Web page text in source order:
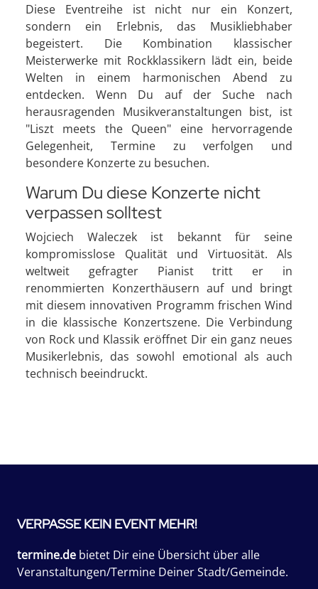
Diese Eventreihe ist nicht nur ein Konzert,
sondern ein Erlebnis, das Musikliebhaber
begeistert. Die Kombination klassischer
Meisterwerke mit Rockklassikern lädt ein, beide
Welten in einem harmonischen Abend zu
entdecken. Wenn Du auf der Suche nach
herausragenden Musikveranstaltungen bist, ist
"Liszt meets the Queen" eine hervorragende
Gelegenheit, Termine zu verfolgen und
besondere Konzerte zu besuchen.
Warum Du diese Konzerte nicht
verpassen solltest
Wojciech Waleczek ist bekannt für seine
kompromisslose Qualität und Virtuosität. Als
weltweit gefragter Pianist tritt er in
renommierten Konzerthäusern auf und bringt
mit diesem innovativen Programm frischen Wind
in die klassische Konzertszene. Die Verbindung
von Rock und Klassik eröffnet Dir ein ganz neues
Musikerlebnis, das sowohl emotional als auch
technisch beeindruckt.
VERPASSE KEIN EVENT MEHR!
termine.de bietet Dir eine Übersicht über alle
Veranstaltungen/Termine Deiner Stadt/Gemeinde.